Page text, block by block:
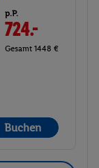
p.P.
724.-
Gesamt 1448 €
Buchen